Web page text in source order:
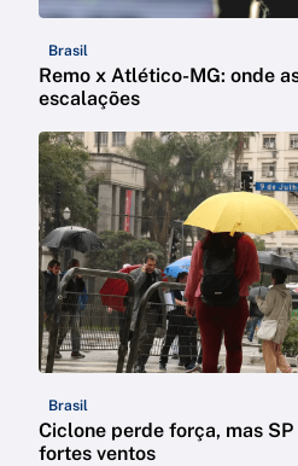
Brasil
Remo x Atlético-MG: onde
escalações
Brasil
Ciclone perde força, mas
fortes ventos